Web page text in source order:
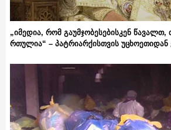
„იმედია, რომ გაუმჯობესებისკენ წავალთ,
რთულია“ – პატრიარქისთვის უცხოეთიდან